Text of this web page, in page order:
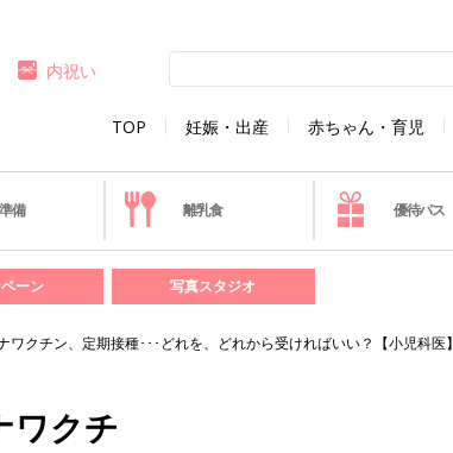
TOP 妊娠・出産 赤ちゃん・育児
内祝い
備 離乳食 優待パス
ーン 写真スタジオ
クチン、定期接種･･･どれを、どれから受ければいい？【小児科医】
ワクチ